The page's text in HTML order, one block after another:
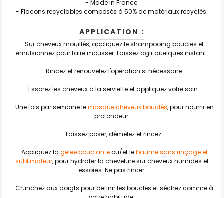
- Made in France
- Flacons recyclables composés à 50% de matériaux recyclés.
APPLICATION :
- Sur cheveux mouillés, appliquez le shampooing boucles et
émulsionnez pour faire mousser. Laissez agir quelques instant.
- Rincez et renouvelez l'opération si nécessaire.
- Essorez les cheveux à la serviette et appliquez votre soin :
- Une fois par semaine lemasque cheveux bouclés, pour nourrir en
profondeur.
- Laissez poser, démêlez et rincez.
- Appliquez la gelée bouclanteou/et lebaume sans rinçage et
sublimateur, pour hydrater la chevelure sur cheveux humides et
essorés. Ne pas rincer.
- Crunchez aux doigts pour définir les boucles et séchez comme à